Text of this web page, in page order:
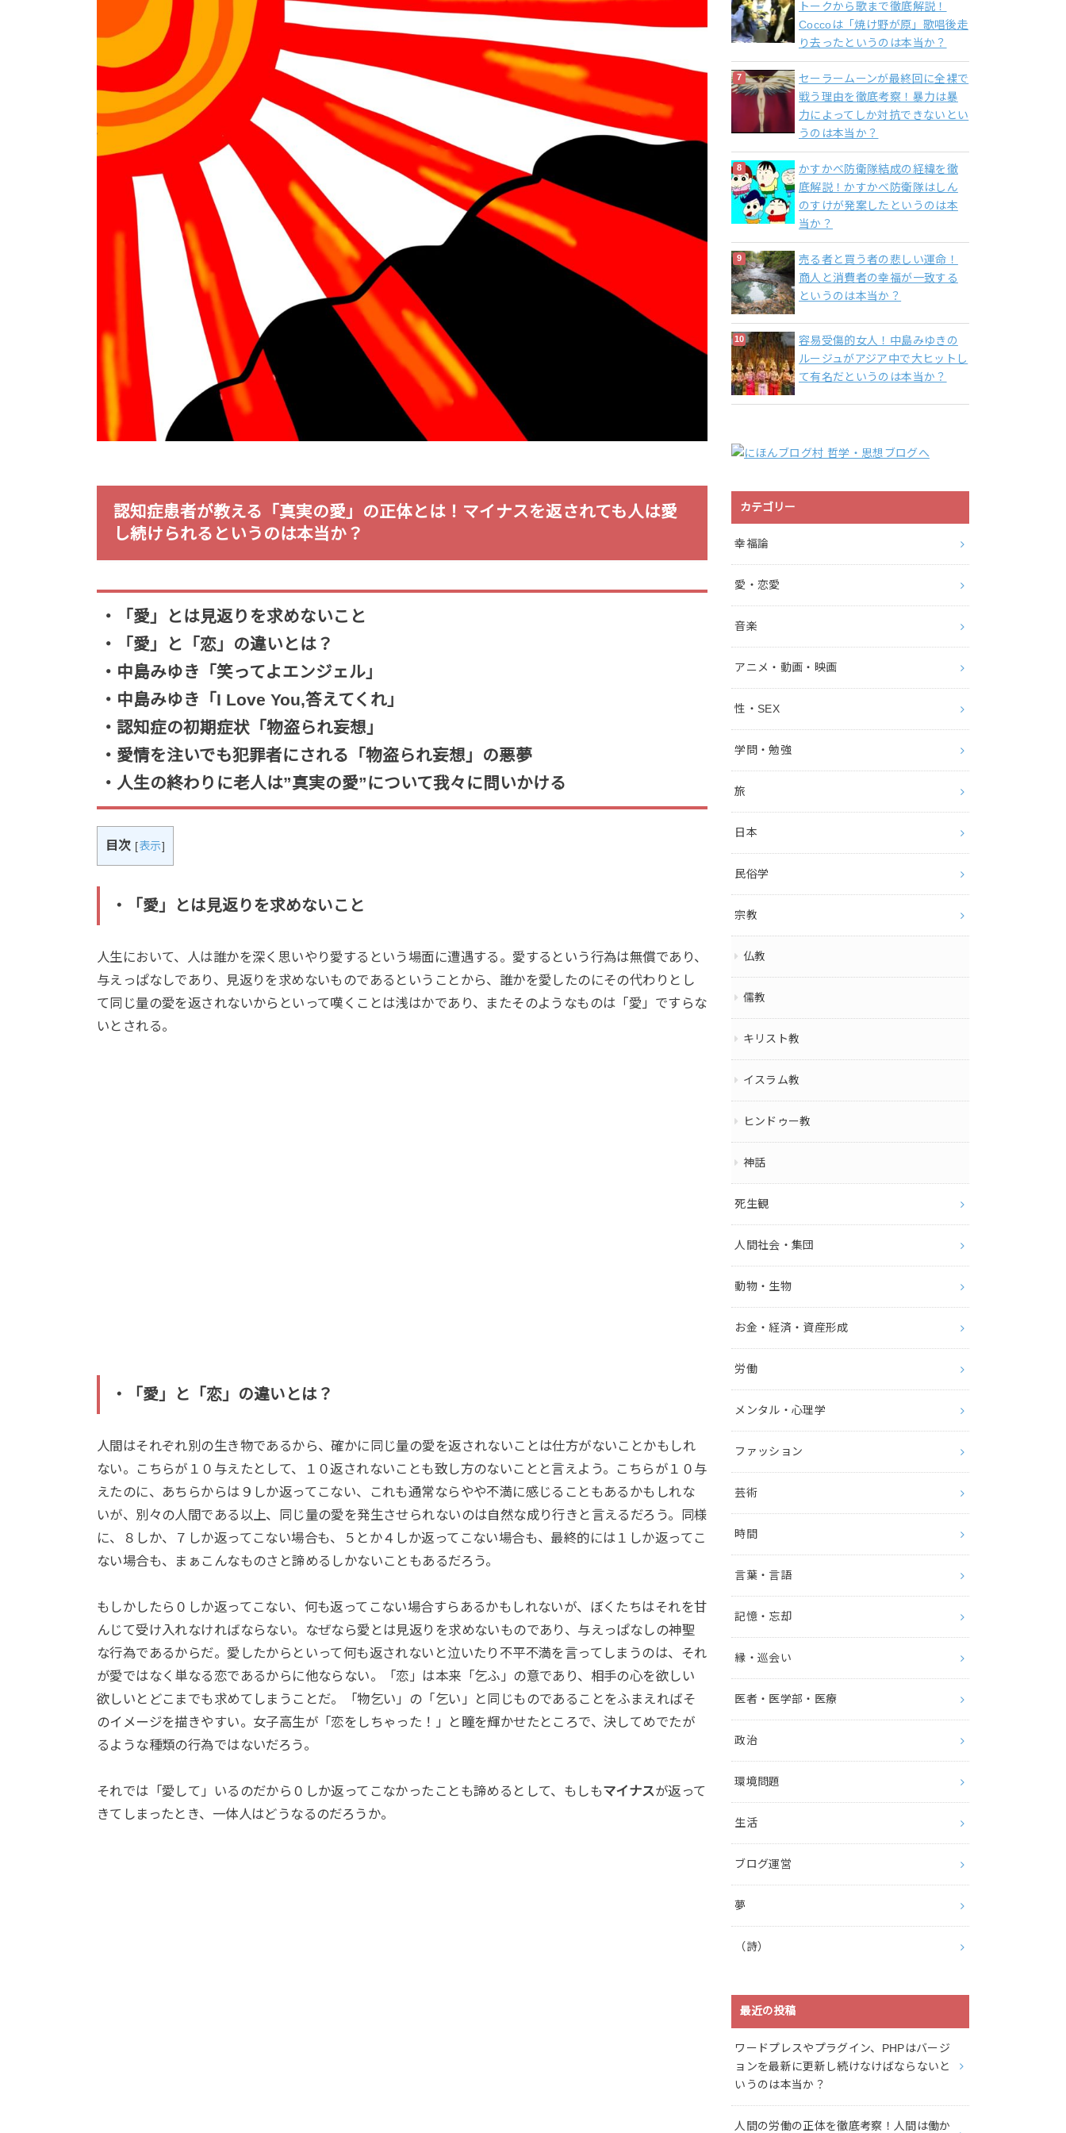
認知症患者が教える「真実の愛」の正体とは！マイナスを返されても人は愛
し続けられるというのは本当か？
・「愛」とは見返りを求めないこと
・「愛」と「恋」の違いとは？
・中島みゆき「笑ってよエンジェル」
・中島みゆき「I Love You,答えてくれ」
・認知症の初期症状「物盗られ妄想」
・愛情を注いでも犯罪者にされる「物盗られ妄想」の悪夢
・人生の終わりに老人は”真実の愛”について我々に問いかける
目次 [表示]
・「愛」とは見返りを求めないこと
人生において、人は誰かを深く思いやり愛するという場面に遭遇する。愛するという行為は無償であり、
与えっぱなしであり、見返りを求めないものであるということから、誰かを愛したのにその代わりとし
て同じ量の愛を返されないからといって嘆くことは浅はかであり、またそのようなものは「愛」ですらな
いとされる。
・「愛」と「恋」の違いとは？
人間はそれぞれ別の生き物であるから、確かに同じ量の愛を返されないことは仕方がないことかもしれ
ない。こちらが１０与えたとして、１０返されないことも致し方のないことと言えよう。こちらが１０与
えたのに、あちらからは９しか返ってこない、これも通常ならやや不満に感じることもあるかもしれな
いが、別々の人間である以上、同じ量の愛を発生させられないのは自然な成り行きと言えるだろう。同様
に、８しか、７しか返ってこない場合も、５とか４しか返ってこない場合も、最終的には１しか返ってこ
ない場合も、まぁこんなものさと諦めるしかないこともあるだろう。
もしかしたら０しか返ってこない、何も返ってこない場合すらあるかもしれないが、ぼくたちはそれを甘
んじて受け入れなければならない。なぜなら愛とは見返りを求めないものであり、与えっぱなしの神聖
な行為であるからだ。愛したからといって何も返されないと泣いたり不平不満を言ってしまうのは、それ
が愛ではなく単なる恋であるからに他ならない。「恋」は本来「乞ふ」の意であり、相手の心を欲しい
欲しいとどこまでも求めてしまうことだ。「物乞い」の「乞い」と同じものであることをふまえればそ
のイメージを描きやすい。女子高生が「恋をしちゃった！」と瞳を輝かせたところで、決してめでたが
るような種類の行為ではないだろう。
それでは「愛して」いるのだから０しか返ってこなかったことも諦めるとして、もしもマイナス が返って
きてしまったとき、一体人はどうなるのだろうか。
トークから歌まで徹底解説！
Coccoは「焼け野が原」歌唱後走
り去ったというのは本当か？
セーラームーンが最終回に全裸で
戦う理由を徹底考察！暴力は暴
力によってしか対抗できないとい
うのは本当か？
かすかべ防衛隊結成の経緯を徹
底解説！かすかべ防衛隊はしん
のすけが発案したというのは本
当か？
売る者と買う者の悲しい運命！
商人と消費者の幸福が一致する
というのは本当か？
容易受傷的女人！中島みゆきの
ルージュがアジア中で大ヒットし
て有名だというのは本当か？
カテゴリー
幸福論
愛・恋愛
音楽
アニメ・動画・映画
性・SEX
学問・勉強
旅
日本
民俗学
宗教
仏教
儒教
キリスト教
イスラム教
ヒンドゥー教
神話
死生観
人間社会・集団
動物・生物
お金・経済・資産形成
労働
メンタル・心理学
ファッション
芸術
時間
言葉・言語
記憶・忘却
縁・巡会い
医者・医学部・医療
政治
環境問題
生活
ブログ運営
夢
（詩）
最近の投稿
ワードプレスやプラグイン、PHPはバージ
ョンを最新に更新し続けなけばならないと
いうのは本当か？
人間の労働の正体を徹底考察！人間は働か